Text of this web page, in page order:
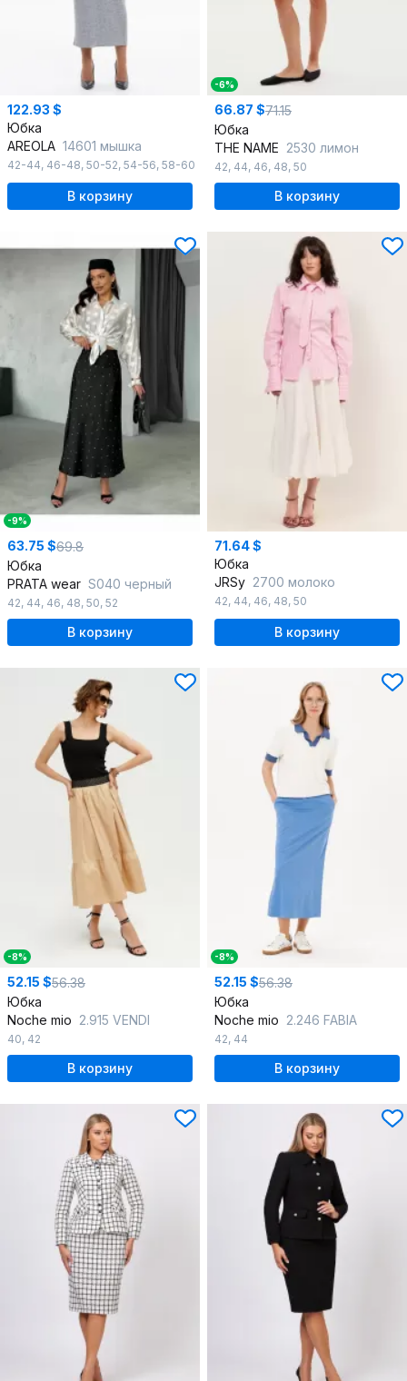
122.93 $
Юбка
AREOLA 14601 мышка
42-44, 46-48, 50-52, 54-56, 58-60
В корзину
-6%
66.87 $71.15
Юбка
THE NAME 2530 лимон
42, 44, 46, 48, 50
В корзину
-9%
63.75 $69.8
Юбка
PRATA wear S040 черный
42, 44, 46, 48, 50, 52
В корзину
71.64 $
Юбка
JRSy 2700 молоко
42, 44, 46, 48, 50
В корзину
-8%
52.15 $56.38
Юбка
Noche mio 2.915 VENDI
40, 42
В корзину
-8%
52.15 $56.38
Юбка
Noche mio 2.246 FABIA
42, 44
В корзину